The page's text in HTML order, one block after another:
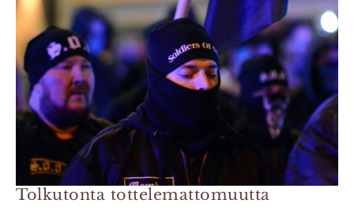
Tolkutonta tottelemattomuutta